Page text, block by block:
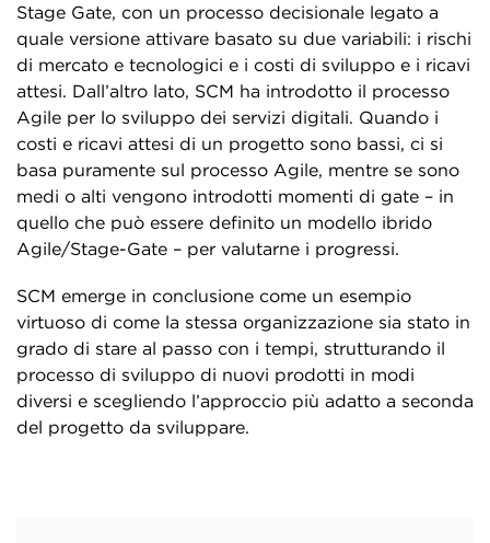
Stage Gate, con un processo decisionale legato a
quale versione attivare basato su due variabili: i rischi
di mercato e tecnologici e i costi di sviluppo e i ricavi
attesi. Dall’altro lato, SCM ha introdotto il processo
Agile per lo sviluppo dei servizi digitali. Quando i
costi e ricavi attesi di un progetto sono bassi, ci si
basa puramente sul processo Agile, mentre se sono
medi o alti vengono introdotti momenti di gate – in
quello che può essere definito un modello ibrido
Agile/Stage-Gate – per valutarne i progressi.
SCM emerge in conclusione come un esempio
virtuoso di come la stessa organizzazione sia stato in
grado di stare al passo con i tempi, strutturando il
processo di sviluppo di nuovi prodotti in modi
diversi e scegliendo l’approccio più adatto a seconda
del progetto da sviluppare.